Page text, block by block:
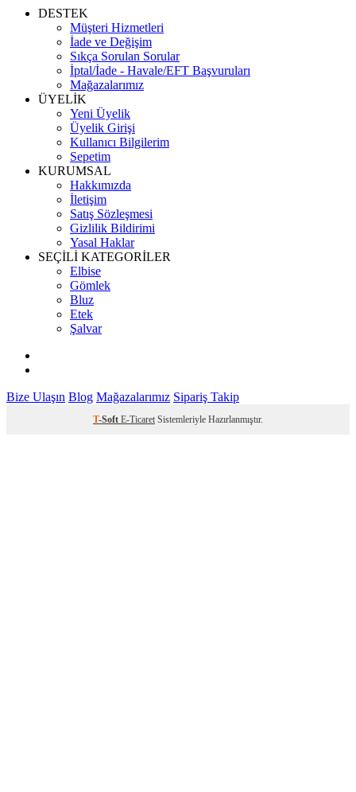
DESTEK
Müşteri Hizmetleri
İade ve Değişim
Sıkça Sorulan Sorular
İptal/İade - Havale/EFT Başvuruları
Mağazalarımız
ÜYELİK
Yeni Üyelik
Üyelik Girişi
Kullanıcı Bilgilerim
Sepetim
KURUMSAL
Hakkımızda
İletişim
Satış Sözleşmesi
Gizlilik Bildirimi
Yasal Haklar
SEÇİLİ KATEGORİLER
Elbise
Gömlek
Bluz
Etek
Şalvar
Bize Ulaşın Blog Mağazalarımız Sipariş Takip
T-Soft E-Ticaret Sistemleriyle Hazırlanmıştır.